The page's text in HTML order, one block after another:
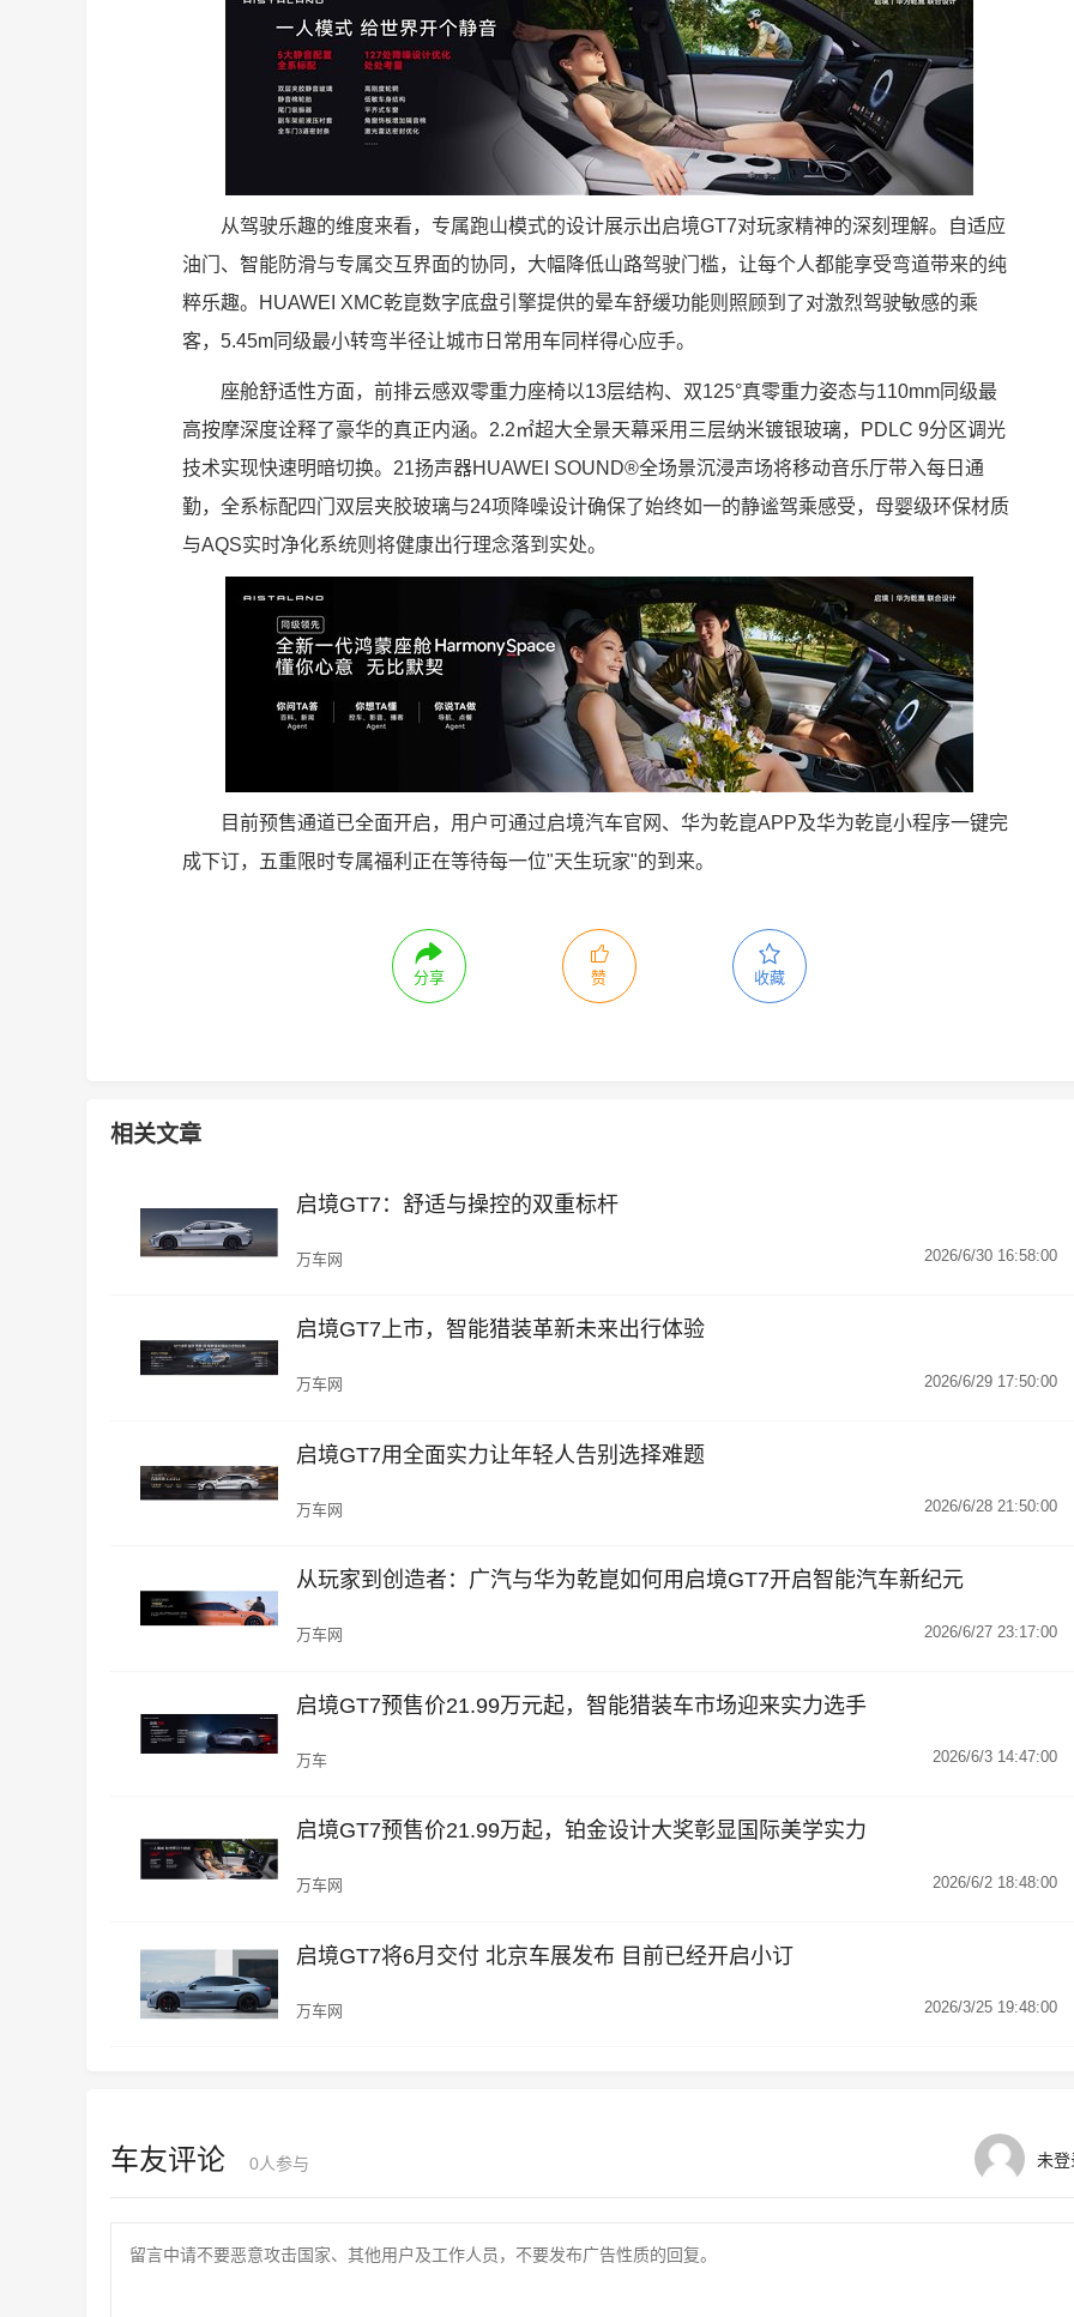
从驾驶乐趣的维度来看，专属跑山模式的设计展示出启境GT7对玩家精神的深刻理解。自适应
油门、智能防滑与专属交互界面的协同，大幅降低山路驾驶门槛，让每个人都能享受弯道带来的纯
粹乐趣。HUAWEI XMC乾崑数字底盘引擎提供的晕车舒缓功能则照顾到了对激烈驾驶敏感的乘
客，5.45m同级最小转弯半径让城市日常用车同样得心应手。
座舱舒适性方面，前排云感双零重力座椅以13层结构、双125°真零重力姿态与110mm同级最
高按摩深度诠释了豪华的真正内涵。2.2㎡超大全景天幕采用三层纳米镀银玻璃，PDLC 9分区调光
技术实现快速明暗切换。21扬声器HUAWEI SOUND®全场景沉浸声场将移动音乐厅带入每日通
勤，全系标配四门双层夹胶玻璃与24项降噪设计确保了始终如一的静谧驾乘感受，母婴级环保材质
与AQS实时净化系统则将健康出行理念落到实处。
目前预售通道已全面开启，用户可通过启境汽车官网、华为乾崑APP及华为乾崑小程序一键完
成下订，五重限时专属福利正在等待每一位"天生玩家"的到来。
分享 赞 收藏
相关文章
启境GT7：舒适与操控的双重标杆
万车网 2026/6/30 16:58:00
启境GT7上市，智能猎装革新未来出行体验
万车网 2026/6/29 17:50:00
启境GT7用全面实力让年轻人告别选择难题
万车网 2026/6/28 21:50:00
从玩家到创造者：广汽与华为乾崑如何用启境GT7开启智能汽车新纪元
万车网 2026/6/27 23:17:00
启境GT7预售价21.99万元起，智能猎装车市场迎来实力选手
万车 2026/6/3 14:47:00
启境GT7预售价21.99万起，铂金设计大奖彰显国际美学实力
万车网 2026/6/2 18:48:00
启境GT7将6月交付 北京车展发布 目前已经开启小订
万车网 2026/3/25 19:48:00
未登
车友评论 0人参与